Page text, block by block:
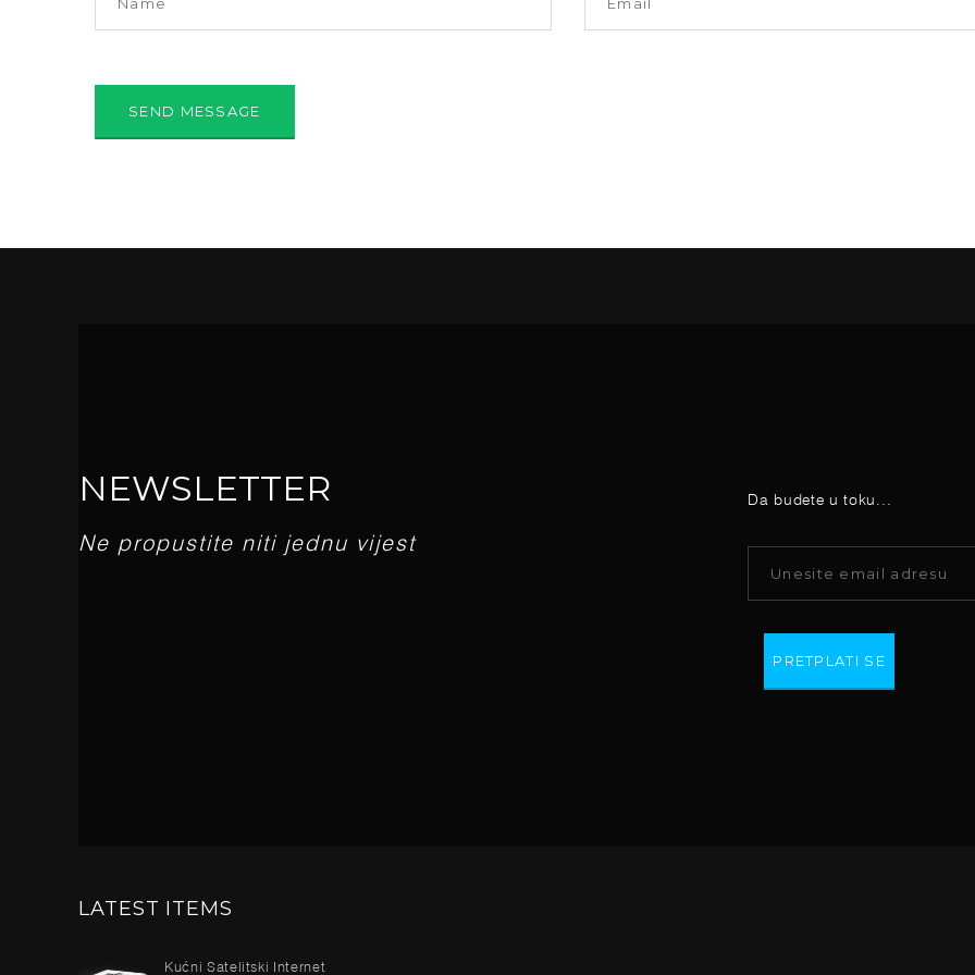
NEWSLETTER
Ne propustite niti jednu vijest
Da budete u toku...
LATEST ITEMS
Kućni Satelitski Internet